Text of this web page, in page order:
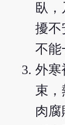
臥
擾不
不能
外寒
束，
肉